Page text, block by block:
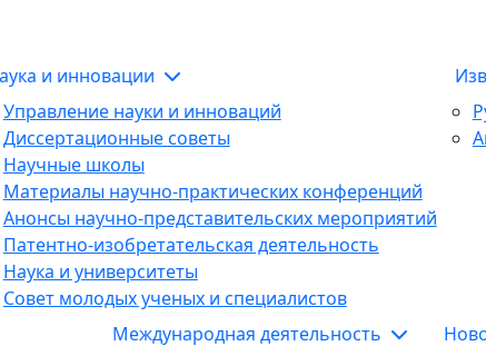
и инновации
Управление науки и инноваций
Диссертационные советы
Научные школы
Материалы научно-практических конференций
Анонсы научно-представительских мероприятий
Патентно-изобретательская деятельность
Наука и университеты
Совет молодых ученых и специалистов
Международная деятельность